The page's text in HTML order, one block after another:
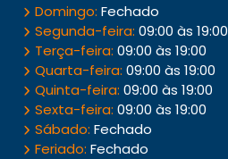
Domingo: Fechado
Segunda-feira: 09:00 às 19:00
Terça-feira: 09:00 às 19:00
Quarta-feira: 09:00 às 19:00
Quinta-feira: 09:00 às 19:00
Sexta-feira: 09:00 às 19:00
Sábado: Fechado
Feriado: Fechado